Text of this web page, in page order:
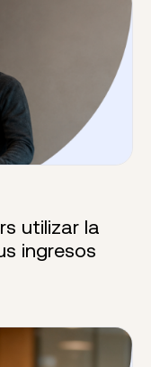
utilizar la
ingresos